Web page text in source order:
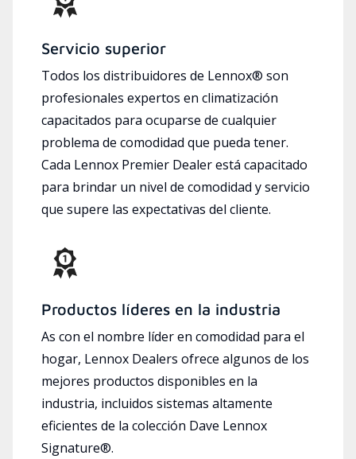
Servicio superior
Todos los distribuidores de Lennox® son
profesionales expertos en climatización
capacitados para ocuparse de cualquier
problema de comodidad que pueda tener.
Cada Lennox Premier Dealer está capacitado
para brindar un nivel de comodidad y servicio
que supere las expectativas del cliente.
Productos líderes en la industria
As con el nombre líder en comodidad para el
hogar, Lennox Dealers ofrece algunos de los
mejores productos disponibles en la
industria, incluidos sistemas altamente
eficientes de la colección Dave Lennox
Signature®.